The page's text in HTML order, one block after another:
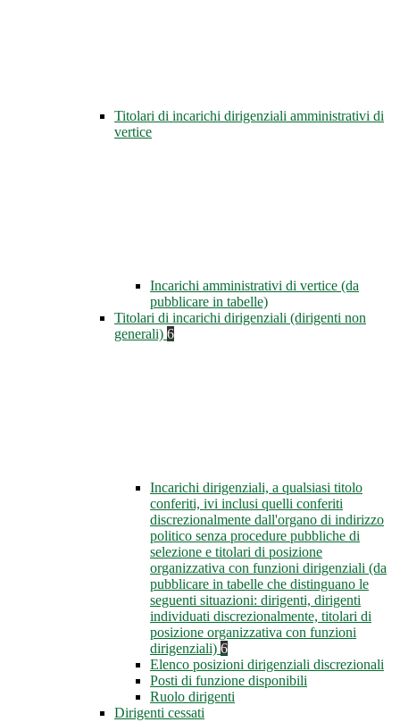
Titolari di incarichi dirigenziali amministrativi di
vertice
Incarichi amministrativi di vertice (da
pubblicare in tabelle)
Titolari di incarichi dirigenziali (dirigenti non
generali) 6
Incarichi dirigenziali, a qualsiasi titolo
conferiti, ivi inclusi quelli conferiti
discrezionalmente dall'organo di indirizzo
politico senza procedure pubbliche di
selezione e titolari di posizione
organizzativa con funzioni dirigenziali (da
pubblicare in tabelle che distinguano le
seguenti situazioni: dirigenti, dirigenti
individuati discrezionalmente, titolari di
posizione organizzativa con funzioni
dirigenziali) 6
Elenco posizioni dirigenziali discrezionali
Posti di funzione disponibili
Ruolo dirigenti
Dirigenti cessati